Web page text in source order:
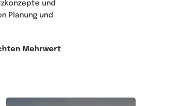
und
Planung und
Mehrwert